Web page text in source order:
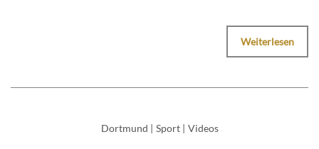
Weiterlesen
Dortmund | Sport | Videos